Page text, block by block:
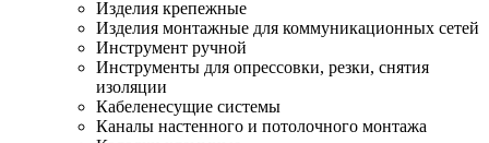
Изделия крепежные
Изделия монтажные для коммуникационных сетей
Инструмент ручной
Инструменты для опрессовки, резки, снятия
изоляции
Кабеленесущие системы
Каналы настенного и потолочного монтажа